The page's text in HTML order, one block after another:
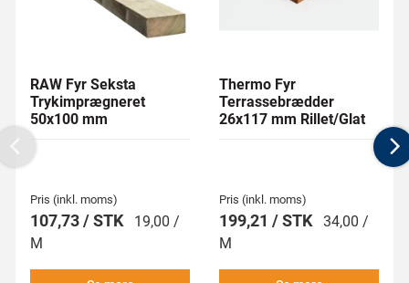
RAW Fyr Seksta
Trykimprægneret
50x100 mm
Pris (inkl. moms)
107,73 / STK
19,00 /
M
Thermo Fyr
Terrassebrædder
26x117 mm Rillet/Glat
Pris (inkl. moms)
199,21 / STK 34,00 /
M
Previous